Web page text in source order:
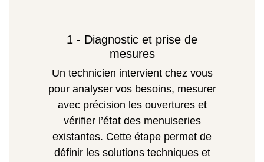
1 - Diagnostic et prise de
mesures
Un technicien intervient chez vous
pour analyser vos besoins, mesurer
avec précision les ouvertures et
vérifier l’état des menuiseries
existantes. Cette étape permet de
définir les solutions techniques et